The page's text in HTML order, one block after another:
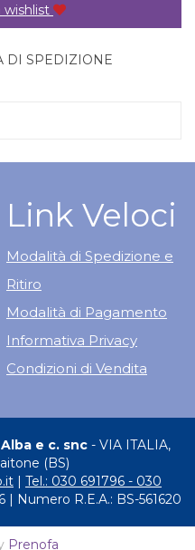
wishlist
DI SPEDIZIONE
Link Veloci
Modalità di Spedizione e
Ritiro
Modalità di Pagamento
Informativa Privacy
Condizioni di Vendita
e c. snc - VIA ITALIA,
(BS)
Tel.: 030 691796 - 030
Numero R.E.A.: BS-561620
Prenofa